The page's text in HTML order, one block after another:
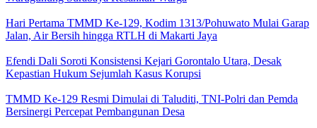
Hari Pertama TMMD Ke-129, Kodim 1313/Pohuwato Mulai Garap
Jalan, Air Bersih hingga RTLH di Makarti Jaya
Efendi Dali Soroti Konsistensi Kejari Gorontalo Utara, Desak
Kepastian Hukum Sejumlah Kasus Korupsi
TMMD Ke-129 Resmi Dimulai di Taluditi, TNI-Polri dan Pemda
Bersinergi Percepat Pembangunan Desa